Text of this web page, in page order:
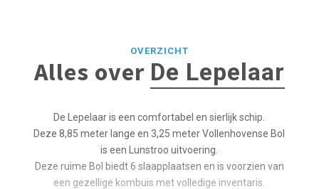
OVERZICHT
Alles over De Lepelaar
De Lepelaar is een comfortabel en sierlijk schip.
Deze 8,85 meter lange en 3,25 meter Vollenhovense Bol
is een Lunstroo uitvoering.
Deze ruime Bol biedt 6 slaapplaatsen en is voorzien van
een gezellige kombuis met volledige inventaris.